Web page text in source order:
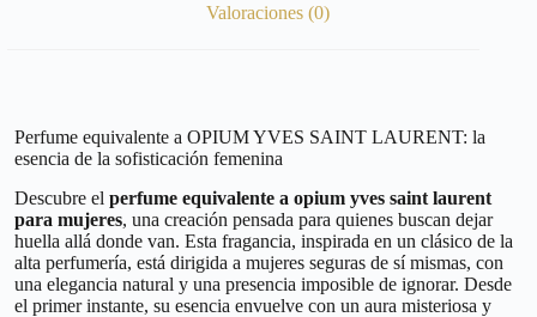
Valoraciones (0)
Perfume equivalente a OPIUM YVES SAINT LAURENT: la
esencia de la sofisticación femenina
Descubre el perfume equivalente a opium yves saint laurent
para mujeres, una creación pensada para quienes buscan dejar
huella allá donde van. Esta fragancia, inspirada en un clásico de la
alta perfumería, está dirigida a mujeres seguras de sí mismas, con
una elegancia natural y una presencia imposible de ignorar. Desde
el primer instante, su esencia envuelve con un aura misteriosa y